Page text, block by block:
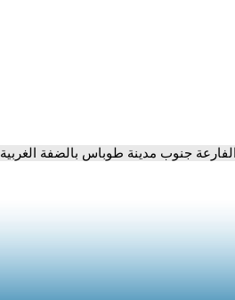
جنوب مدينة طوباس بالضفة الغربية